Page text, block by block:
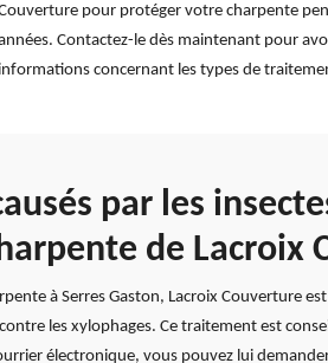
pour protéger votre charpente
Contactez-le dès maintenant pour
informations concernant les types de
par les
de Lacroix
à Serres Gaston, Lacroix Couverture
les xylophages. Ce traitement est
électronique, vous pouvez lui